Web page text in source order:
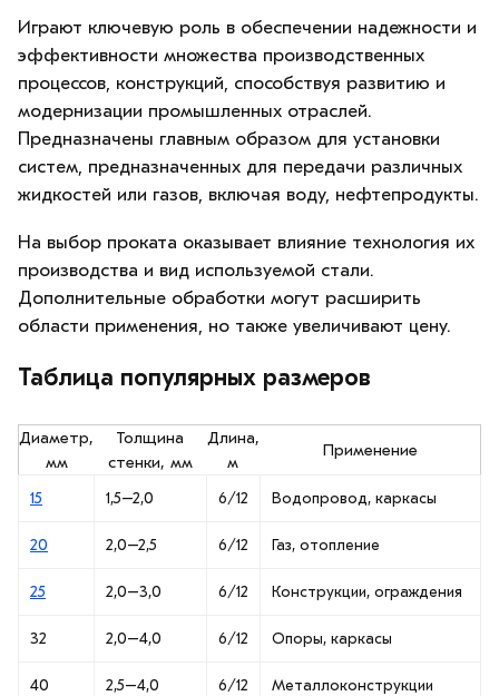
Играют ключевую роль в обеспечении надежности и
эффективности множества производственных
процессов, конструкций, способствуя развитию и
модернизации промышленных отраслей.
Предназначены главным образом для установки
систем, предназначенных для передачи различных
жидкостей или газов, включая воду, нефтепродукты.
На выбор проката оказывает влияние технология их
производства и вид используемой стали.
Дополнительные обработки могут расширить
области применения, но также увеличивают цену.
Таблица популярных размеров
Диаметр,
мм
Толщина
стенки, мм
Длина,
м
Применение
15 1,5–2,0 6/12 Водопровод, каркасы
20 2,0–2,5 6/12 Газ, отопление
25 2,0–3,0 6/12 Конструкции, ограждения
32 2,0–4,0 6/12 Опоры, каркасы
40 2,5–4,0 6/12 Металлоконструкции